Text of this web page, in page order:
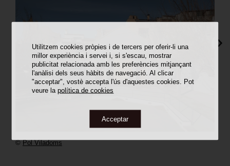
Utilitzem cookies pròpies i de tercers per oferir-li una
millor experiència i servei i, si s'escau, mostrar
publicitat relacionada amb les preferències mitjançant
l'anàlisi dels seus hàbits de navegació. Al clicar
"acceptar", vostè accepta l'ús d'aquestes cookies. Pot
veure lapolítica de cookies
Acceptar
©Pol Viladoms